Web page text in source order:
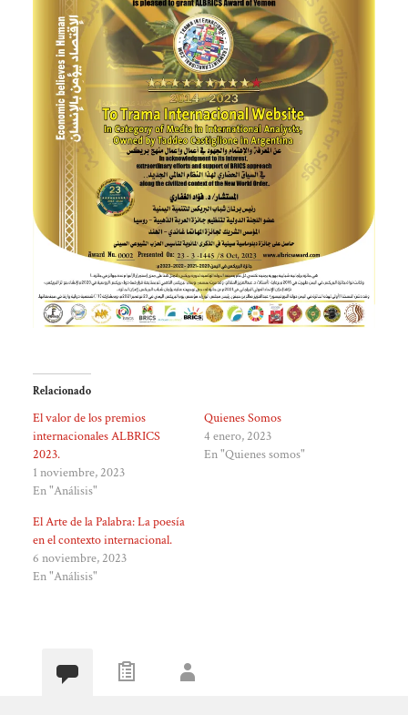
Relacionado
El valor de los premios
internacionales ALBRICS
2023.
1 noviembre, 2023
En "Análisis"
Quienes Somos
4 enero, 2023
En "Quienes somos"
El Arte de la Palabra: La poesía
en el contexto internacional.
6 noviembre, 2023
En "Análisis"